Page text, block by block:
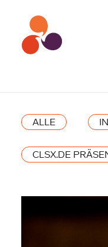
ALLE
CLSX.DE